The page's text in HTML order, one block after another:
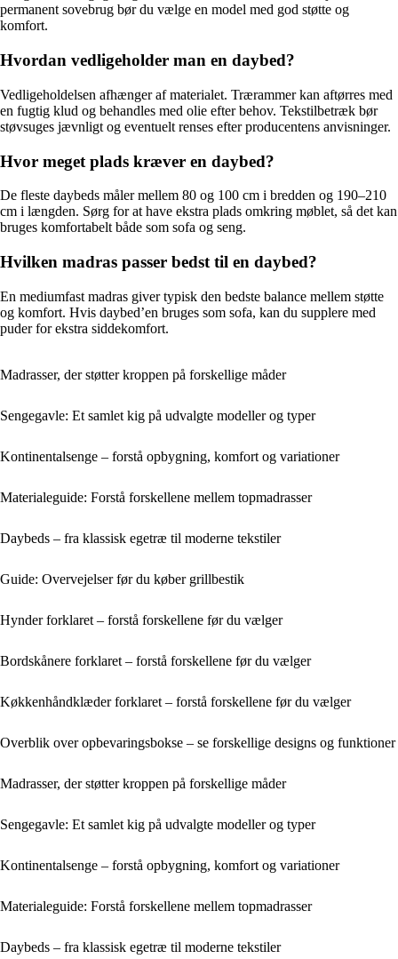
permanent sovebrug bør du vælge en model med god støtte og
komfort.
Hvordan vedligeholder man en daybed?
Vedligeholdelsen afhænger af materialet. Trærammer kan aftørres med
en fugtig klud og behandles med olie efter behov. Tekstilbetræk bør
støvsuges jævnligt og eventuelt renses efter producentens anvisninger.
Hvor meget plads kræver en daybed?
De fleste daybeds måler mellem 80 og 100 cm i bredden og 190–210
cm i længden. Sørg for at have ekstra plads omkring møblet, så det kan
bruges komfortabelt både som sofa og seng.
Hvilken madras passer bedst til en daybed?
En mediumfast madras giver typisk den bedste balance mellem støtte
og komfort. Hvis daybed’en bruges som sofa, kan du supplere med
puder for ekstra siddekomfort.
Madrasser, der støtter kroppen på forskellige måder
Sengegavle: Et samlet kig på udvalgte modeller og typer
Kontinentalsenge – forstå opbygning, komfort og variationer
Materialeguide: Forstå forskellene mellem topmadrasser
Daybeds – fra klassisk egetræ til moderne tekstiler
Guide: Overvejelser før du køber grillbestik
Hynder forklaret – forstå forskellene før du vælger
Bordskånere forklaret – forstå forskellene før du vælger
Køkkenhåndklæder forklaret – forstå forskellene før du vælger
Overblik over opbevaringsbokse – se forskellige designs og funktioner
Madrasser, der støtter kroppen på forskellige måder
Sengegavle: Et samlet kig på udvalgte modeller og typer
Kontinentalsenge – forstå opbygning, komfort og variationer
Materialeguide: Forstå forskellene mellem topmadrasser
Daybeds – fra klassisk egetræ til moderne tekstiler